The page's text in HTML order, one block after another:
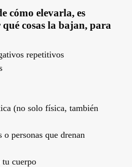
cómo elevarla, es
cosas la bajan, para
repetitivos
(no solo física, también
personas que drenan
tu cuerpo